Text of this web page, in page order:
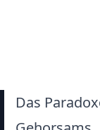
Das